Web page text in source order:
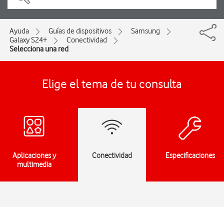
Ayuda Guías de dispositivos
Samsung
Galaxy S24+
Conectividad
Selecciona una red
Elige el tema de tu consulta
Aplicaciones y
multimedia
Conectividad Especificaciones